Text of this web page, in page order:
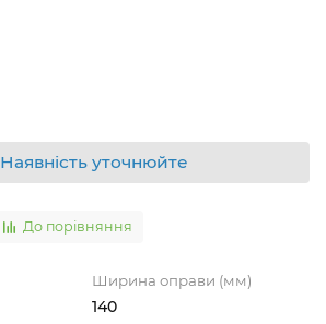
Наявність уточнюйте
До порівняння
Ширина оправи (мм)
140